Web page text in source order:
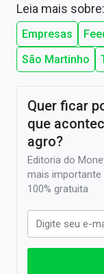
Leia mais sobre:
Empresas
São Martinho
Quer ficar
que
agro?
Editoria do
mais
100% gratuita